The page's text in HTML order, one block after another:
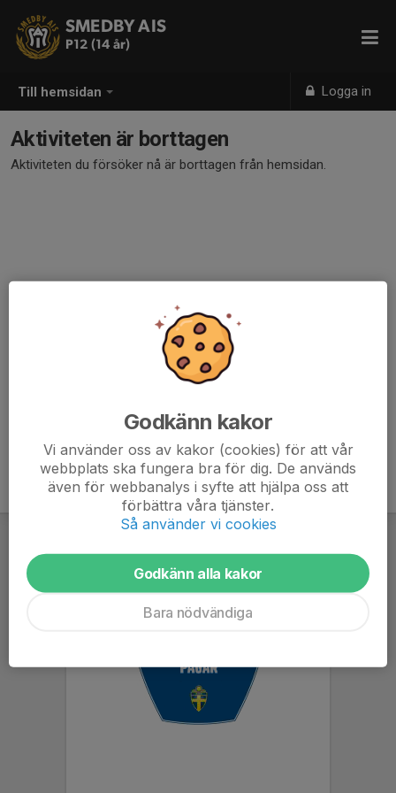
Till hemsidan Logga in
SMEDBY AIS
P12 (14 år)
Aktiviteten är borttagen
Aktiviteten du försöker nå är borttagen från hemsidan.
Godkänn kakor
Vi använder oss av kakor (cookies) för att vår
webbplats ska fungera bra för dig. De används
även för webbanalys i syfte att hjälpa oss att
förbättra våra tjänster.
Så använder vi cookies
Godkänn alla kakor
Bara nödvändiga